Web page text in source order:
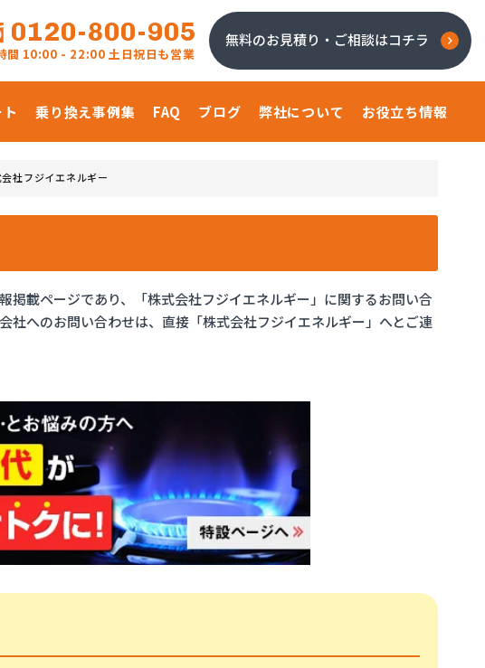
0120-800-905
間 10:00 - 22:00 土日祝日も営業
無料のお見積り・ご相談はコチラ
乗り換え事例集 FAQ ブログ 弊社について お役立ち情報
社フジイエネルギー
載ページであり、「株式会社フジイエネルギー」に関するお問い合
へのお問い合わせは、直接「株式会社フジイエネルギー」へとご連